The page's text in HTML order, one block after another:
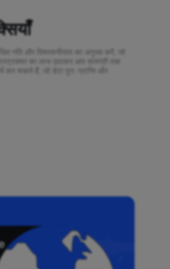
का लाभ उठाकर आप सामग्री तक
सकते हैं, जो डेटा पुनः प्राप्ति और